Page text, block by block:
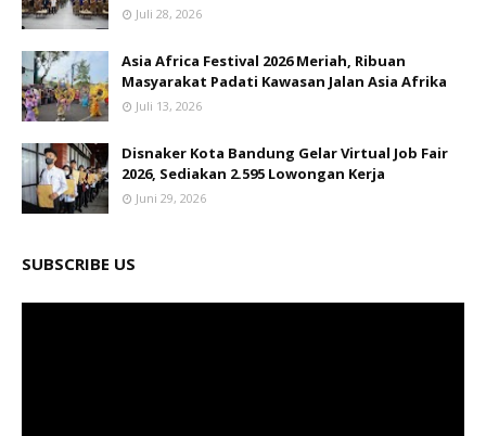
Juli 28, 2026
Asia Africa Festival 2026 Meriah, Ribuan
Masyarakat Padati Kawasan Jalan Asia Afrika
Juli 13, 2026
Disnaker Kota Bandung Gelar Virtual Job Fair
2026, Sediakan 2.595 Lowongan Kerja
Juni 29, 2026
SUBSCRIBE US